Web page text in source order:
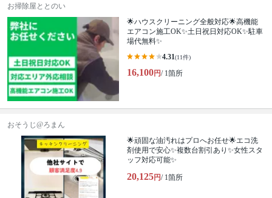
お掃除屋ととのい
🌟ハウスクリーニング全般対応🌟高機能
エアコン施工OK✨土日祝日対応OK✨駐車
場代無料✨
4.31(11件)
16,100円/ 1箇所
おそうじ@ろまん
🌟頑固な油汚れはプロへお任せ🌟エコ洗
剤使用で安心✨複数台割引あり✨女性スタ
ッフ対応可能✨
20,125円/ 1箇所